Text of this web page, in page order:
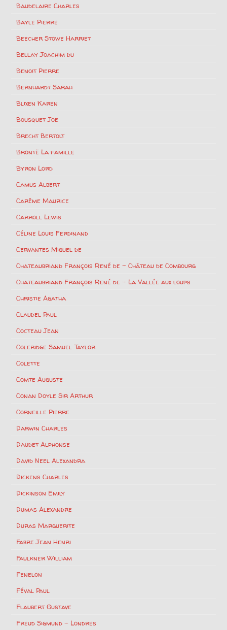
Baudelaire Charles
Bayle Pierre
Beecher Stowe Harriet
Bellay Joachim du
Benoit Pierre
Bernhardt Sarah
Blixen Karen
Bousquet Joe
Brecht Bertolt
Brontë La famille
Byron Lord
Camus Albert
Carême Maurice
Carroll Lewis
Céline Louis Ferdinand
Cervantes Miguel de
Chateaubriand François René de – Château de Combourg
Chateaubriand François René de – La Vallée aux loups
Christie Agatha
Claudel Paul
Cocteau Jean
Coleridge Samuel Taylor
Colette
Comte Auguste
Conan Doyle Sir Arthur
Corneille Pierre
Darwin Charles
Daudet Alphonse
David Neel Alexandra
Dickens Charles
Dickinson Emily
Dumas Alexandre
Duras Marguerite
Fabre Jean Henri
Faulkner William
Fenelon
Féval Paul
Flaubert Gustave
Freud Sigmund – Londres